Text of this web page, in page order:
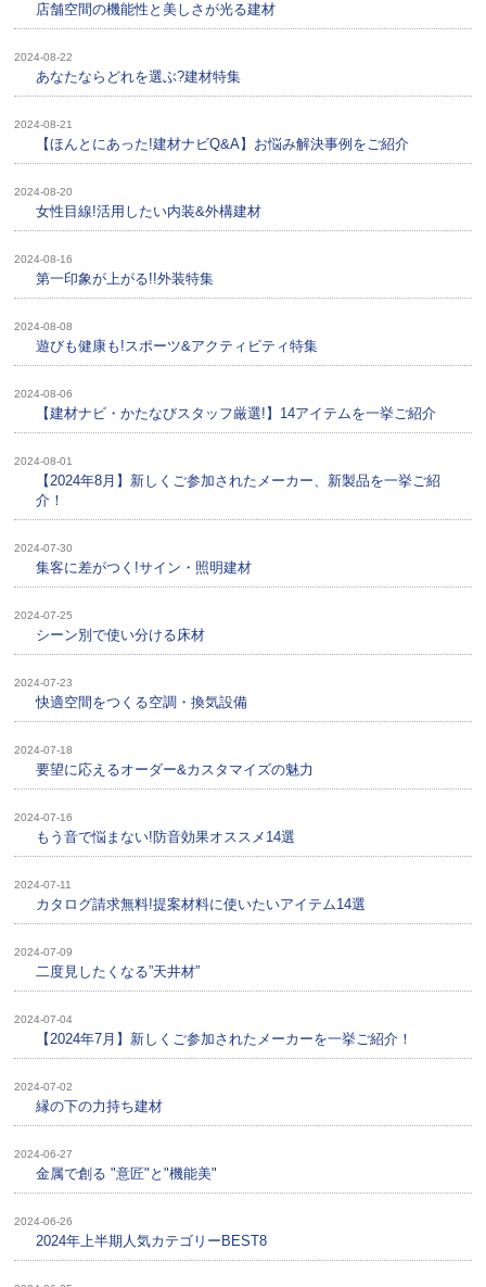
店舗空間の機能性と美しさが光る建材
2024-08-22
あなたならどれを選ぶ?建材特集
2024-08-21
【ほんとにあった!建材ナビQ&A】お悩み解決事例をご紹介
2024-08-20
女性目線!活用したい内装&外構建材
2024-08-16
第一印象が上がる!!外装特集
2024-08-08
遊びも健康も!スポーツ&アクティビティ特集
2024-08-06
【建材ナビ・かたなびスタッフ厳選!】14アイテムを一挙ご紹介
2024-08-01
【2024年8月】新しくご参加されたメーカー、新製品を一挙ご紹
介！
2024-07-30
集客に差がつく!サイン・照明建材
2024-07-25
シーン別で使い分ける床材
2024-07-23
快適空間をつくる空調・換気設備
2024-07-18
要望に応えるオーダー&カスタマイズの魅力
2024-07-16
もう音で悩まない!防音効果オススメ14選
2024-07-11
カタログ請求無料!提案材料に使いたいアイテム14選
2024-07-09
二度見したくなる”天井材”
2024-07-04
【2024年7月】新しくご参加されたメーカーを一挙ご紹介！
2024-07-02
縁の下の力持ち建材
2024-06-27
金属で創る "意匠"と"機能美"
2024-06-26
2024年上半期人気カテゴリーBEST8